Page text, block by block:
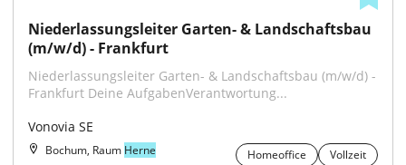
Niederlassungsleiter Garten- & Landschaftsbau
(m/w/d) - Frankfurt
Niederlassungsleiter Garten- & Landschaftsbau (m/w/d) -
Frankfurt Deine AufgabenVerantwortung...
Vonovia SE
Bochum, Raum Herne Homeoffice
Vollzeit